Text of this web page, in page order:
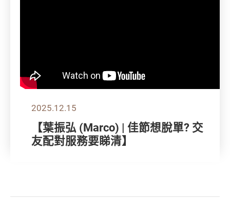
2025.12.15
【葉振弘 (Marco) | 佳節想脫單? 交
友配對服務要睇清】